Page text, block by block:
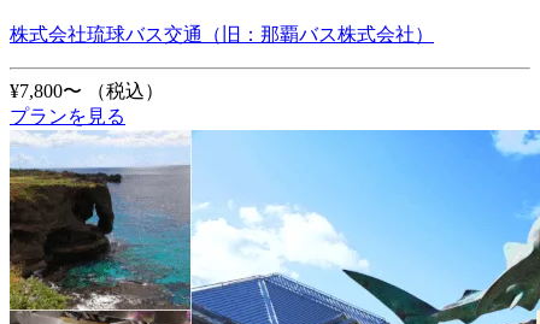
株式会社琉球バス交通（旧：那覇バス株式会社）
¥7,800〜
（税込）
プランを見る